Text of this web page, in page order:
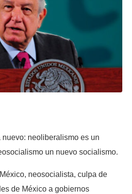
neoliberalismo es un
un nuevo socialismo.
neosocialista, culpa de
de México a gobiernos